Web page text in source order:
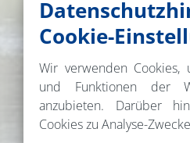
Cookie-
Wir verwenden
und Funktionen der
anzubieten. Darüber
Cookies zu Analyse-